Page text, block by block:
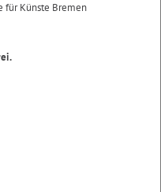
für Künste Bremen